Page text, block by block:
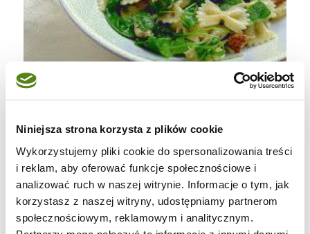
Niniejsza strona korzysta z plików cookie
Wykorzystujemy pliki cookie do spersonalizowania treści
i reklam, aby oferować funkcje społecznościowe i
analizować ruch w naszej witrynie. Informacje o tym, jak
korzystasz z naszej witryny, udostępniamy partnerom
społecznościowym, reklamowym i analitycznym.
...czyli sałatka makaronowa z orzechami
włoskimi (u mnie z pekanami) i gorgonzolą.